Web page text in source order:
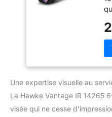
Une expertise visuelle au
La Hawke Vantage IR 14265
visée qui ne cesse